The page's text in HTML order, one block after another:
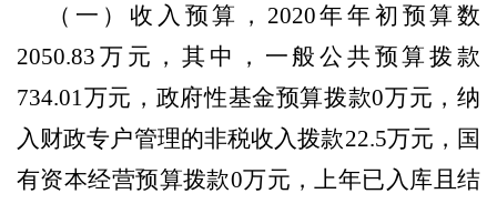
（一）收入预算， 2020年年初预算数
2050.83 万元，其中，一般公共预算拨款
734.01万元，政府性基金预算拨款0万元，纳
入财政专户管理的非税收入拨款22.5万元，国
有资本经营预算拨款0万元，上年已入库且结